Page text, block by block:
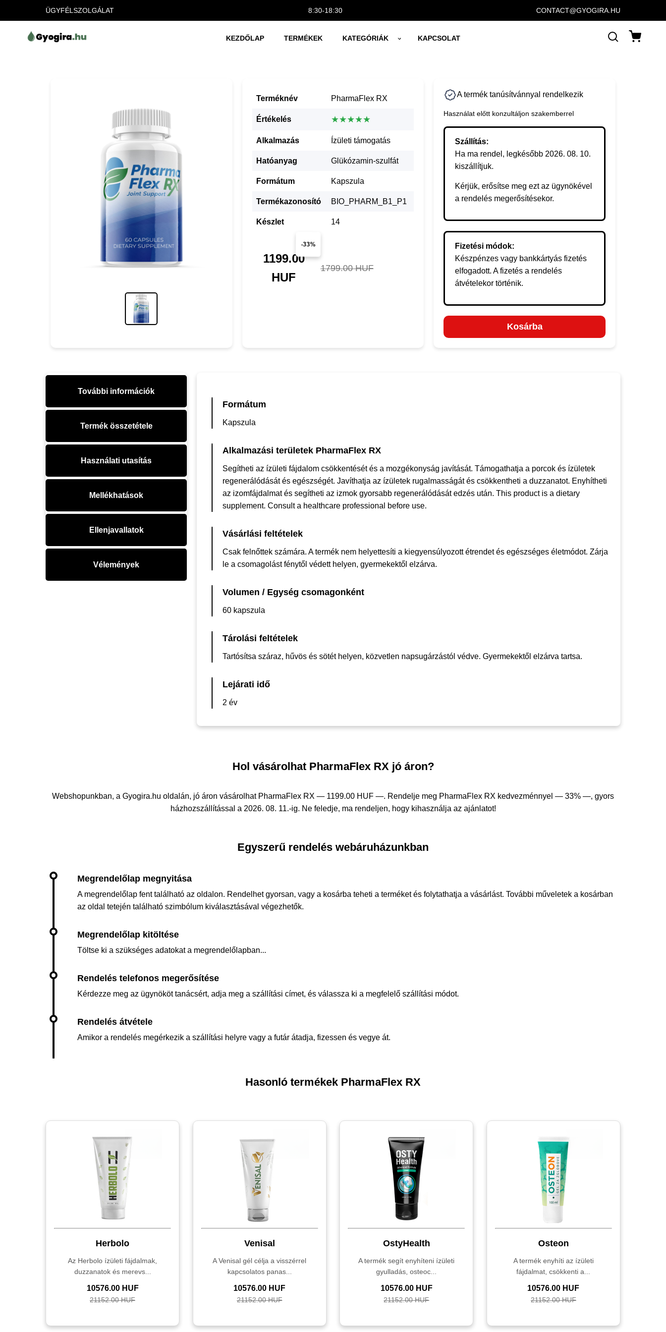
ÜGYFÉLSZOLGÁLAT 8:30-18:30 CONTACT@GYOGIRA.HU
KEZDŐLAP TERMÉKEK KATEGÓRIÁK KAPCSOLAT
Terméknév PharmaFlex RX
Értékelés ★★★★★
Alkalmazás Ízületi támogatás
Hatóanyag Glükózamin-szulfát
Formátum Kapszula
Termékazonosító BIO_PHARM_B1_P1
Készlet 14
-33%
1199.00
HUF
1799.00 HUF
A termék tanúsítvánnyal rendelkezik
Használat előtt konzultáljon szakemberrel
Szállítás:
Ha ma rendel, legkésőbb 2026. 08. 10.
kiszállítjuk.
Kérjük, erősítse meg ezt az ügynökével
a rendelés megerősítésekor.
Fizetési módok:
Készpénzes vagy bankkártyás fizetés
elfogadott. A fizetés a rendelés
átvételekor történik.
Kosárba
További információk
Termék összetétele
Használati utasítás
Mellékhatások
Ellenjavallatok
Vélemények
Formátum
Kapszula
Alkalmazási területek PharmaFlex RX
Segítheti az ízületi fájdalom csökkentését és a mozgékonyság javítását. Támogathatja a porcok és ízületek
regenerálódását és egészségét. Javíthatja az ízületek rugalmasságát és csökkentheti a duzzanatot. Enyhítheti
az izomfájdalmat és segítheti az izmok gyorsabb regenerálódását edzés után. This product is a dietary
supplement. Consult a healthcare professional before use.
Vásárlási feltételek
Csak felnőttek számára. A termék nem helyettesíti a kiegyensúlyozott étrendet és egészséges életmódot. Zárja
le a csomagolást fénytől védett helyen, gyermekektől elzárva.
Volumen / Egység csomagonként
60 kapszula
Tárolási feltételek
Tartósítsa száraz, hűvös és sötét helyen, közvetlen napsugárzástól védve. Gyermekektől elzárva tartsa.
Lejárati idő
2 év
Hol vásárolhat PharmaFlex RX jó áron?
Webshopunkban, a Gyogira.hu oldalán, jó áron vásárolhat PharmaFlex RX — 1199.00 HUF —. Rendelje meg PharmaFlex RX kedvezménnyel — 33% —, gyors
házhozszállítással a 2026. 08. 11.-ig. Ne feledje, ma rendeljen, hogy kihasználja az ajánlatot!
Egyszerű rendelés webáruházunkban
A megrendelőlap fent található az oldalon. Rendelhet gyorsan, vagy a kosárba teheti a terméket és folytathatja a vásárlást. További műveletek a kosárban
az oldal tetején található szimbólum kiválasztásával végezhetők.
Töltse ki a szükséges adatokat a megrendelőlapban...
Kérdezze meg az ügynököt tanácsért, adja meg a szállítási címet, és válassza ki a megfelelő szállítási módot.
Amikor a rendelés megérkezik a szállítási helyre vagy a futár átadja, fizessen és vegye át.
Hasonló termékek PharmaFlex RX
Herbolo
Az Herbolo ízületi fájdalmak,
duzzanatok és merevs...
10576.00 HUF
21152.00 HUF
Venisal
A Venisal gél célja a visszérrel
kapcsolatos panas...
10576.00 HUF
21152.00 HUF
OstyHealth
A termék segít enyhíteni ízületi
gyulladás, osteoc...
10576.00 HUF
21152.00 HUF
Osteon
A termék enyhíti az ízületi
fájdalmat, csökkenti a...
10576.00 HUF
21152.00 HUF